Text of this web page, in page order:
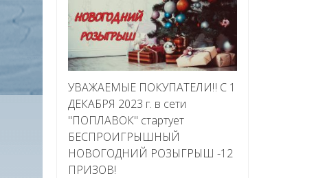
УВАЖАЕМЫЕ ПОКУПАТЕЛИ‼ С 1
ДЕКАБРЯ 2023 г. в сети
"ПОПЛАВОК" стартует
БЕСПРОИГРЫШНЫЙ
НОВОГОДНИЙ РОЗЫГРЫШ -12
ПРИЗОВ!